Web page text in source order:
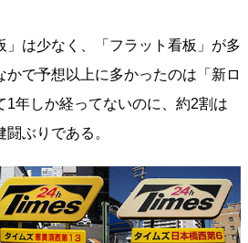
」は少なく、「フラット看板」が多
かで予想以上に多かったのは「新ロ
1年しか経ってないのに、約2割は
ぶりである。